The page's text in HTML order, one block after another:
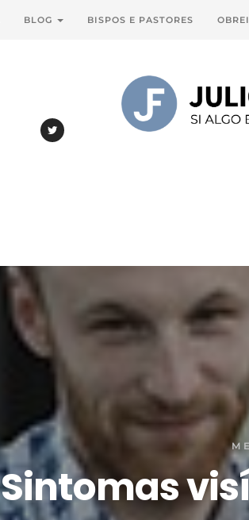
BLOG BISPOS E PASTORES
Sintomas